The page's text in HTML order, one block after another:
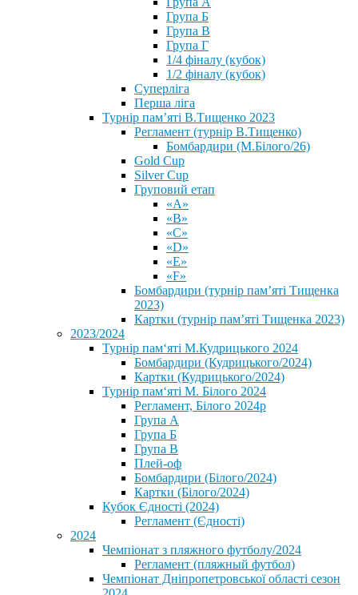
Група Б
Група В
Група Г
1/4 фіналу (кубок)
1/2 фіналу (кубок)
Суперліга
Перша ліга
Турнір пам’яті В.Тищенко 2023
Регламент (турнір В.Тищенко)
Бомбардири (М.Білого/26)
Gold Cup
Silver Cup
Груповий етап
«А»
«В»
«С»
«D»
«Е»
«F»
Бомбардири (турнір пам’яті Тищенка
2023)
Картки (турнір пам’яті Тищенка 2023)
2023/2024
⁨Турнір пам‘яті М.Кудрицького 2024
Бомбардири (Кудрицького/2024)
Картки (Кудрицького/2024)
⁨Турнір пам‘яті М. Білого 2024⁩
Регламент, Білого 2024р
Група А
Група Б
Група В
Плей-оф
Бомбардири (Білого/2024)
Картки (Білого/2024)
Кубок Єдності (2024)
Регламент (Єдності)
2024
Чемпіонат з пляжного футболу/2024
Регламент (пляжный футбол)
Чемпіонат Дніпропетровської області сезон